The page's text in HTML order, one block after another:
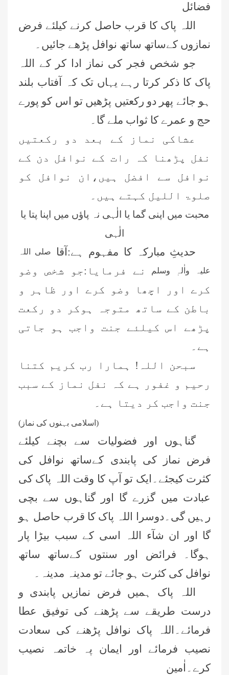
فضائل
اللہ پاک کا قرب حاصل کرنے کیلئے فرض
نمازوں کےساتھ ساتھ نوافل پڑھے جائیں۔
جو شخص فجر کی نماز ادا کر کے اللہ
پاک کا ذکر کرتا رہے یہاں تک کہ آفتاب بلند
ہو جائے پھر دو رکعتیں پڑھیں تو اس کو پورے
حج و عمرے کا ثواب ملے گا۔
عشاکی نماز کے بعد دو رکعتیں
نفل پڑھنا کہ رات کے نوافل دن کے
نوافل سے افضل ہیں،ان نوافل کو
صلوۃ اللیل کہتے ہیں۔
محبت میں اپنی گما یا الٰہی نہ پاؤں میں اپنا پتا یا
الٰہی
حدیثِ مبارکہ کا مفہوم ہے:آقا صلی اللہ
علیہ واٰلہٖ وسلم
نے فرمایا:جو شخص وضو
کرے اور اچھا وضو کرے اور ظاہر و
باطن کے ساتھ متوجہ ہوکر دو رکعت
پڑھے اس کیلئے جنت واجب ہو جاتی
ہے۔
سبحن اللہ! ہمارا رب کریم کتنا
رحیم و غفور ہے کہ نفل نماز کے سبب
جنت واجب کر دیتا ہے۔
(اسلامی بہنوں کی نماز)
گناہوں اور فضولیات سے بچنے کیلئے
فرض نماز کی پابندی کےساتھ نوافل کی
کثرت کیجئے۔ایک تو آپ کا وقت اللہ پاک کی
عبادت میں گزرے گا اور گناہوں سے بچی
رہیں گی۔دوسرا اللہ پاک کا قرب حاصل ہو
گا اور ان شآء اللہ اسی کے سبب بیڑا پار
ہوگا۔ فرائض اور سنتوں کےساتھ ساتھ
نوافل کی کثرت ہو جائے تو مدینہ مدینہ۔
اللہ پاک ہمیں فرض نمازیں پابندی و
درست طریقے سے پڑھنے کی توفیق عطا
فرمائے۔اللہ پاک نوافل پڑھنے کی سعادت
نصیب فرمائے اور ایمان پہ خاتمہ نصیب
کرے۔اٰمین